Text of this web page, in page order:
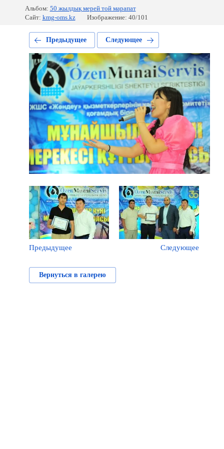
Альбом: 50 жылдық мерей той марапат
Сайт: kmg-oms.kz Изображение: 40/101
Предыдущее Следующее
Предыдущее Следующее
Вернуться в галерею